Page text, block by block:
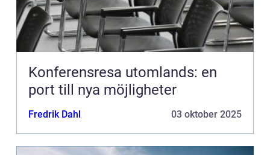
Konferensresa utomlands: en
port till nya möjligheter
Fredrik Dahl 03 oktober 2025